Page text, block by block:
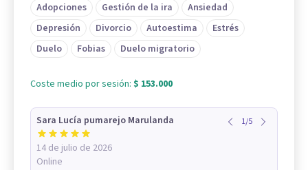
Adopciones Gestión de la ira
Ansiedad
Depresión
Divorcio Autoestima
Estrés
Duelo
Fobias Duelo migratorio
Coste medio por sesión: $ 153.000
Sara Lucía pumarejo Marulanda
14 de julio de 2026
Online
1/5